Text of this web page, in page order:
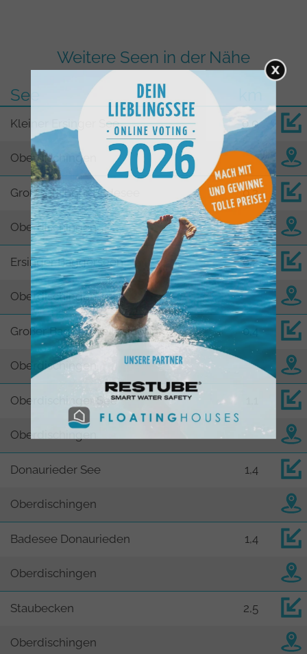
Weitere Seen in der Nähe
See
Kleiner Ersinger See 0,0
Oberdischingen
Große Ersinger Badesee 0,2
Oberdischingen
Ersinger Baggerseen 0,2
Oberdischingen
Großer Baggersee Ersingen 0,4
Oberdischingen
Oberdischinger See
Oberdischingen
Donaurieder See 1,4
Oberdischingen
Badesee Donaurieden 1,4
Oberdischingen
Staubecken 2,5
Oberdischingen